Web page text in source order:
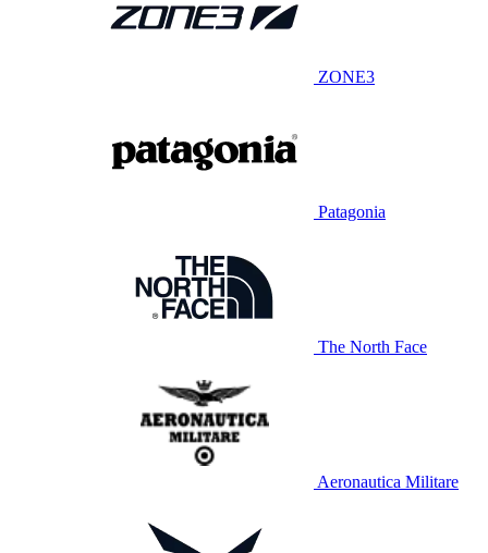
ZONE3
Patagonia
The North Face
Aeronautica Militare